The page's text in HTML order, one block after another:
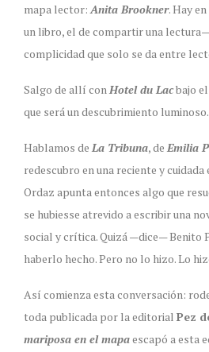
mapa lector: Anita Brookner. Hay
un libro, el de compartir una
complicidad que solo se da entre
Salgo de allí con Hotel du Lacbajo
que será un descubrimiento luminoso.
Hablamos de La Tribuna, de Emilia
redescubro en una reciente y cuidada
Ordaz apunta entonces algo que
se hubiesse atrevido a escribir una
social y crítica. Quizá —dice— Benito
haberlo hecho. Pero no lo hizo. Lo
Así comienza esta conversación:
toda publicada por la editorial Pez
mariposa en el mapaescapó a esta